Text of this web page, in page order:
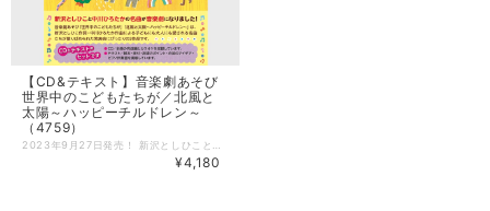
【CD&テキスト】音楽劇あそび
世界中のこどもたちが／北風と
太陽～ハッピーチルドレン～
（4759）
¥4,180